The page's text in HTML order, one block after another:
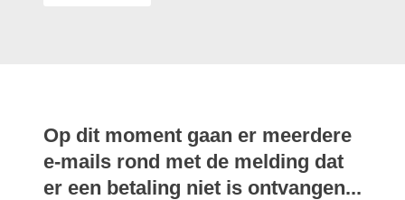
Op dit moment gaan er meerdere
e-mails rond met de melding dat
er een betaling niet is ontvangen...